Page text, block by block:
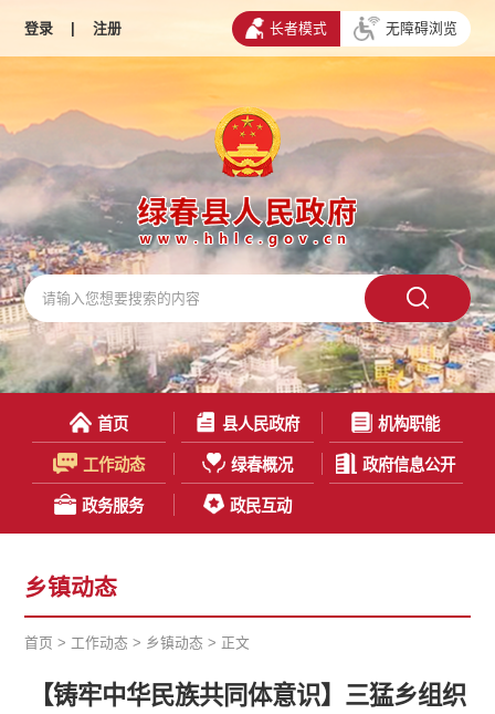
登录 | 注册 长者模式 无障碍浏览
首页 县人民政府 机构职能
工作动态 绿春概况 政府信息公开
政务服务 政民互动
乡镇动态
首页 > 工作动态 > 乡镇动态 > 正文
【铸牢中华民族共同体意识】三猛乡组织